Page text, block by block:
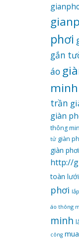
phơi
gắn
áo
minh
trần
giàn
thông
tử giàn
giàn
http://
toàn
phơi
áo thông
minh
công